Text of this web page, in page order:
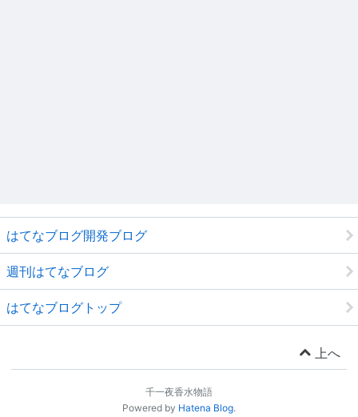
はてなブログ開発ブログ
週刊はてなブログ
はてなブログトップ
上へ
千一夜香水物語
Powered by Hatena Blog.